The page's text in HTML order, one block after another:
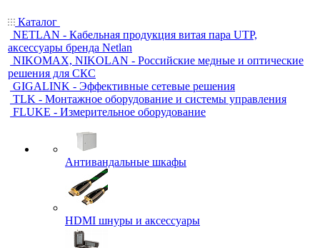
Каталог
NETLAN - Кабельная продукция витая пара UTP,
аксессуары бренда Netlan
NIKOMAX, NIKOLAN - Российские медные и оптические
решения для СКС
GIGALINK - Эффективные сетевые решения
TLK - Монтажное оборудование и системы управления
FLUKE - Измерительное оборудование
Антивандальные шкафы
HDMI шнуры и аксессуары